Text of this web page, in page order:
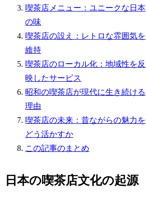
喫茶店メニュー：ユニークな日本
の味
喫茶店の設え：レトロな雰囲気を
維持
喫茶店のローカル化：地域性を反
映したサービス
昭和の喫茶店が現代に生き続ける
理由
喫茶店の未来：昔ながらの魅力を
どう活かすか
この記事のまとめ
日本の喫茶店文化の起源